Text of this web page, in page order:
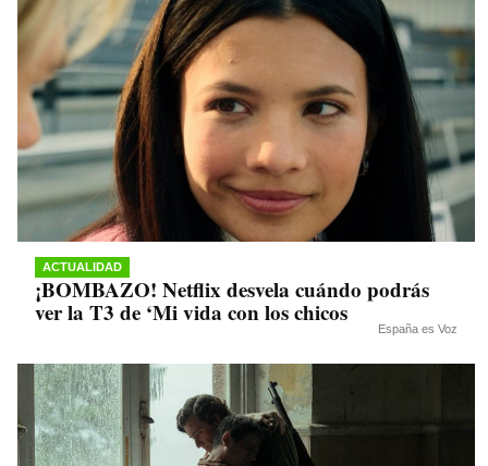
ACTUALIDAD
¡BOMBAZO! Netflix desvela cuándo podrás
ver la T3 de ‘Mi vida con los chicos
España es Voz